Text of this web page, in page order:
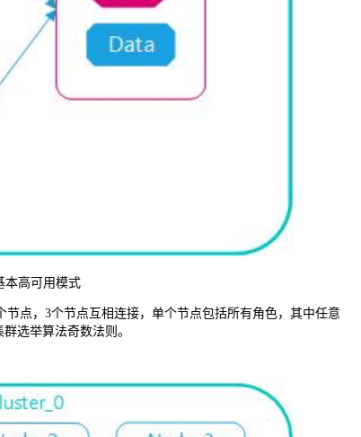
本高可用模式
节点，3个节点互相连接，单个节点包括所有角色，其中任意
选举算法奇数法则。